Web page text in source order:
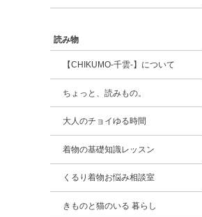
読み物
【CHIKUMO-千雲-】について
ちょっと、読みもの。
大人のチョイゆる時間
着物の基礎知識レッスン
くるり着物お悩み相談室
きものと猫のいる 暮らし